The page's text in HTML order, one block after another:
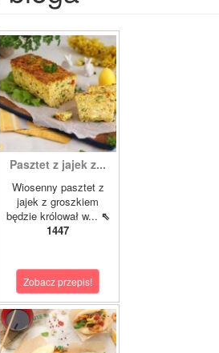
Pasztet z jajek z...
Wiosenny pasztet z
jajek z groszkiem
będzie królował w... ⇖
1447
Zobacz przepis!